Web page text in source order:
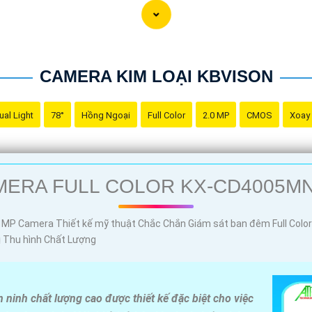
Kim Loại Hình ảnh sắt nét mà bạn có thể sử dụng:
hiệu quả và đáng tin cậy cho ngôi nhà hoặc doanh nghiệp
Kim Loại sẽ giúp bạn giám sát mọi hoạt động xung quanh
Hình ảnh sắt nét."
thể thay đổi và điều chỉnh nó để phù hợp với nhu cầu cụ thể
CAMERA KIM LOẠI KBVISON
Light 78° Hồng Ngoại Full Color 2.0 MP CMOS Xoay
FULL COLOR KX-
MP Camera Thiết kế mỹ thuật Chắc Chắn Giám sát ban đêm Full
Thu hình Chất Lượng
ninh chất lượng cao được thiết kế đặc biệt cho việc